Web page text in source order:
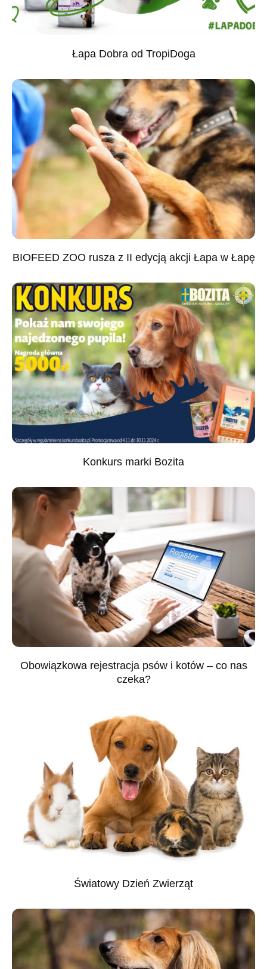
Łapa Dobra od TropiDoga
BIOFEED ZOO rusza z II edycją akcji Łapa w Łapę
Konkurs marki Bozita
Obowiązkowa rejestracja psów i kotów – co nas
czeka?
Światowy Dzień Zwierząt